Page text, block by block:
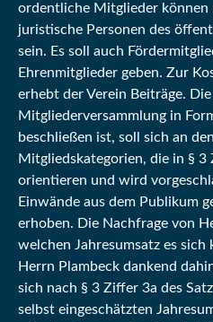
ordentliche Mitglieder können
juristische Personen des
sein. Es soll auch
Ehrenmitglieder geben. Zur
erhebt der Verein Beiträge.
Mitgliederversammlung in
beschließen ist, soll sich an
Mitgliedskategorien, die in §
orientieren und wird
Einwände aus dem Publikum
erhoben. Die Nachfrage von
welchen Jahresumsatz es
Herrn Plambeck dankend
sich nach § 3 Ziffer 3a des
selbst eingeschätzten